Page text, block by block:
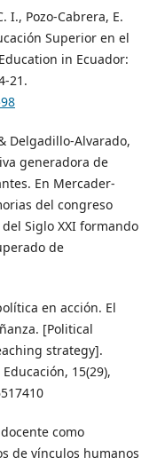
I., Pozo-Cabrera, E.
Superior en el
in Ecuador:
21.
Delgadillo-Alvarado,
generadora de
En Mercader-
del congreso
Siglo XXI formando
de
en acción. El
[Political
strategy].
15(29),
como
de vínculos humanos